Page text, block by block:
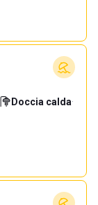
Doccia calda·